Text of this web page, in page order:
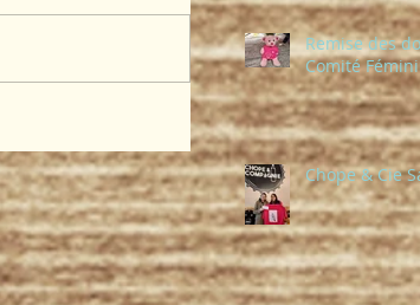
Remise des
Comité
Chope & Cie